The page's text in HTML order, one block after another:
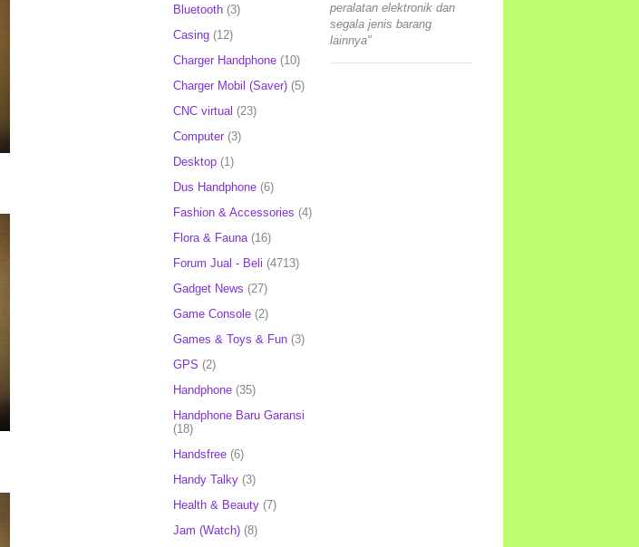
Bluetooth (3)
Casing (12)
Charger Handphone (10)
Charger Mobil (Saver) (5)
CNC virtual (23)
Computer (3)
Desktop (1)
Dus Handphone (6)
Fashion & Accessories (4)
Flora & Fauna (16)
Forum Jual - Beli (4713)
Gadget News (27)
Game Console (2)
Games & Toys & Fun (3)
GPS (2)
Handphone (35)
Handphone Baru Garansi
(18)
Handsfree (6)
Handy Talky (3)
Health & Beauty (7)
Jam (Watch) (8)
peralatan elektronik dan
segala jenis barang
lainnya"